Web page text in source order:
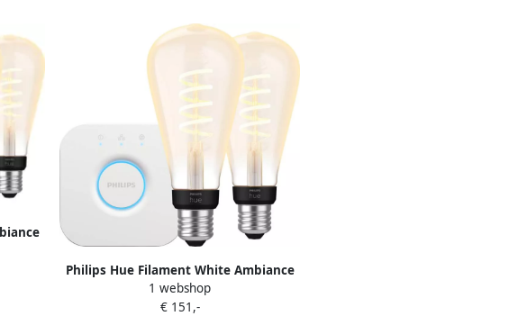
Philips Hue Filament White Ambiance
Edison XL 2-Pack + Bridge
1 webshop
€ 151,-